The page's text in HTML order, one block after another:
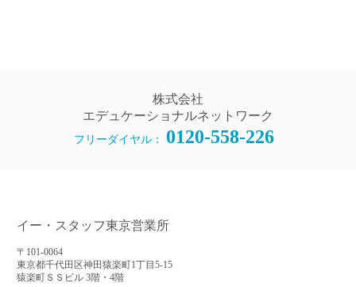
株式会社
エデュケーショナルネットワーク
フリーダイヤル： 0120-558-226
イー・スタッフ東京営業所
〒101-0064
東京都千代田区神田猿楽町1丁目5-15
猿楽町ＳＳビル 3階・4階